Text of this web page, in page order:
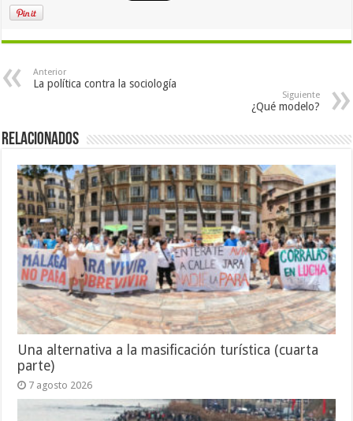
Anterior
La política contra la sociología
Siguiente
¿Qué modelo?
Relacionados
Una alternativa a la masificación turística (cuarta
parte)
7 agosto 2026